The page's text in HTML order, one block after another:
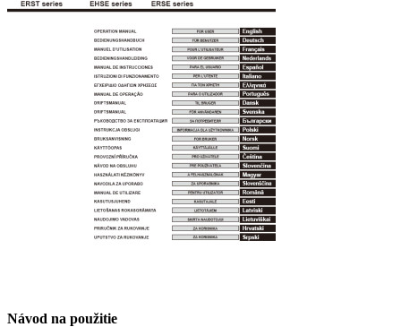
Návod na použitie